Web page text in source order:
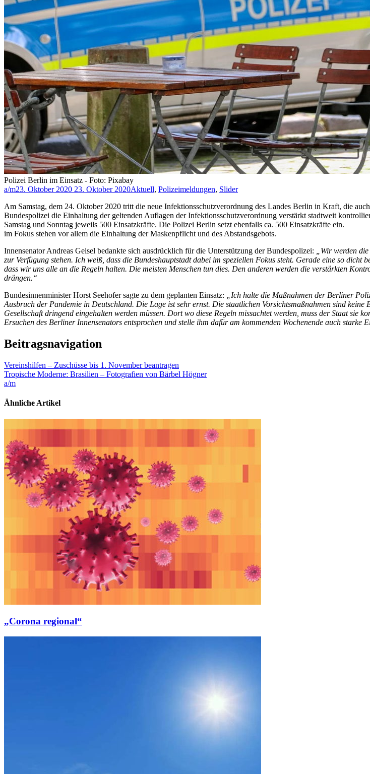
Polizei Berlin im Einsatz - Foto: Pixabay
a/m23. Oktober 2020 23. Oktober 2020Aktuell, Polizeimeldungen, Slider
Am Samstag, dem 24. Oktober 2020 tritt die neue Infektionsschutzverordnung des Landes Berlin in Kraft, die
Bundespolizei die Einhaltung der geltenden Auflagen der Infektionsschutzverordnung verstärkt stadtweit
Samstag und Sonntag jeweils 500 Einsatzkräfte. Die Polizei Berlin setzt ebenfalls ca. 500 Einsatzkräfte ein.
im Fokus stehen vor allem die Einhaltung der Maskenpflicht und des Abstandsgebots.
Innensenator Andreas Geisel bedankte sich ausdrücklich für die Unterstützung der Bundespolizei:
„Wir werden
zur Verfügung stehen. Ich weiß, dass die Bundeshauptstadt dabei im speziellen Fokus steht. Gerade eine so
dass wir uns alle an die Regeln halten. Die meisten Menschen tun dies. Den anderen werden die verstärkten
drängen.“
Bundesinnenminister Horst Seehofer sagte zu dem geplanten Einsatz: „Ich halte die Maßnahmen der Berliner
Ausbruch der Pandemie in Deutschland. Die Lage ist sehr ernst. Die staatlichen Vorsichtsmaßnahmen sind
Gesellschaft dringend eingehalten werden müssen. Dort wo diese Regeln missachtet werden, muss der Staat sie
Ersuchen des Berliner Innensenators entsprochen und stelle ihm dafür am kommenden Wochenende auch starke
Beitragsnavigation
Vereinshilfen – Zuschüsse bis 1. November beantragen
Tropische Moderne: Brasilien – Fotografien von Bärbel Högner
a/m
Ähnliche Artikel
„Corona regional“